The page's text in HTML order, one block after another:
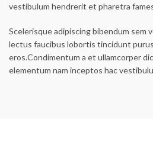
vestibulum hendrerit et pharetra
Scelerisque adipiscing bibendum sem
lectus faucibus lobortis tincidunt
eros.Condimentum a et ullamcorper
elementum nam inceptos hac